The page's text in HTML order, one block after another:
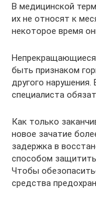
В медицинской
их не относят к
некоторое время
Непрекращающиеся
быть признаком
другого
специалиста
Как только
новое зачатие
задержка в
способом
Чтобы
средства